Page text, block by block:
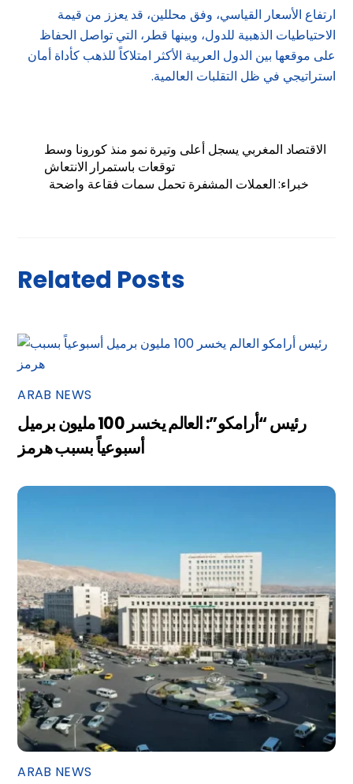
ارتفاع الأسعار القياسي، وفق محللين، قد يعزز من قيمة
الاحتياطيات الذهبية للدول، وبينها قطر، التي تواصل الحفاظ
على موقعها بين الدول العربية الأكثر امتلاكاً للذهب كأداة أمان
استراتيجي في ظل التقلبات العالمية.
الاقتصاد المغربي يسجل أعلى وتيرة نمو منذ كورونا وسط
توقعات باستمرار الانتعاش
خبراء: العملات المشفرة تحمل سمات فقاعة واضحة
Related Posts
ARAB NEWS
رئيس “أرامكو”: العالم يخسر 100 مليون برميل
أسبوعياً بسبب هرمز
ARAB NEWS